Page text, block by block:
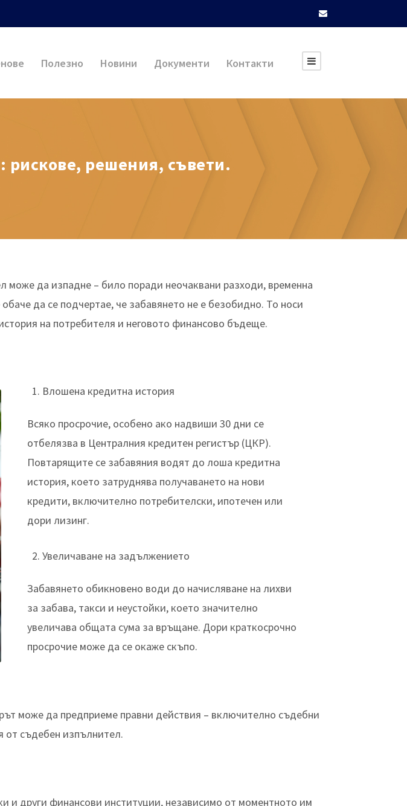
Полезно Новини Документи Контакти
рискове, решения, съвети.
може да изпадне – било поради неочаквани разходи, временна
да се подчертае, че забавянето не е безобидно. То носи
на потребителя и неговото финансово бъдеще.
Влошена кредитна история
Всяко просрочие, особено ако надвиши 30 дни се
отбелязва в Централния кредитен регистър (ЦКР).
Повтарящите се забавяния водят до лоша кредитна
история, което затруднява получаването на нови
кредити, включително потребителски, ипотечен или
дори лизинг.
Увеличаване на задължението
Забавянето обикновено води до начисляване на лихви
за забава, такси и неустойки, което значително
увеличава общата сума за връщане. Дори краткосрочно
просрочие може да се окаже скъпо.
може да предприеме правни действия – включително съдебни
от съдебен изпълнител.
и други финансови институции, независимо от моментното им